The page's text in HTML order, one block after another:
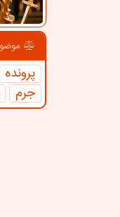
پرونده
جرم